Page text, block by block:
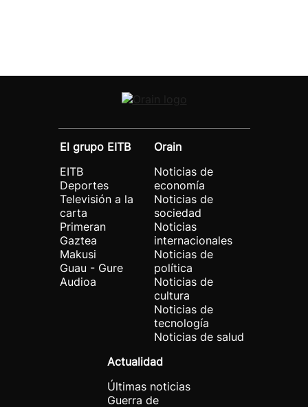
El grupo EITB
EITB
Deportes
Televisión a la
carta
Primeran
Gaztea
Makusi
Guau - Gure
Audioa
Orain
Noticias de
economía
Noticias de
sociedad
Noticias
internacionales
Noticias de
política
Noticias de
cultura
Noticias de
tecnología
Noticias de salud
Actualidad
Últimas noticias
Guerra de